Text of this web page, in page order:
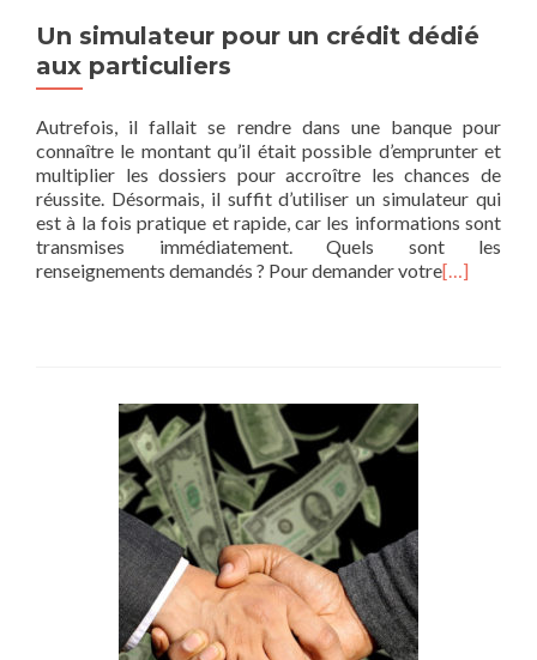
Un simulateur pour un crédit dédié
aux particuliers
Autrefois, il fallait se rendre dans une banque pour
connaître le montant qu’il était possible d’emprunter et
multiplier les dossiers pour accroître les chances de
réussite. Désormais, il suffit d’utiliser un simulateur qui
est à la fois pratique et rapide, car les informations sont
transmises immédiatement. Quels sont les
renseignements demandés ? Pour demander votre[…]